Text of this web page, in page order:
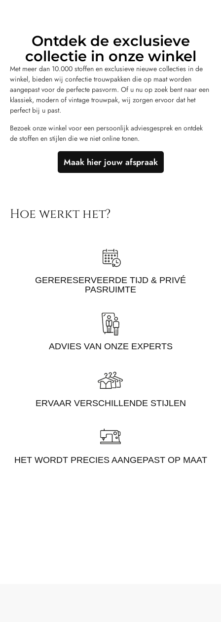
Ontdek de exclusieve
collectie in onze winkel
Met meer dan 10.000 stoffen en exclusieve nieuwe collecties in de
winkel, bieden wij confectie trouwpakken die op maat worden
aangepast voor de perfecte pasvorm. Of u nu op zoek bent naar een
klassiek, modern of vintage trouwpak, wij zorgen ervoor dat het
perfect bij u past.
Bezoek onze winkel voor een persoonlijk adviesgesprek en ontdek
de stoffen en stijlen die we niet online tonen.
Maak hier jouw afspraak
Hoe werkt het?
GERERESERVEERDE TIJD & PRIVÉ
PASRUIMTE
ADVIES VAN ONZE EXPERTS
ERVAAR VERSCHILLENDE STIJLEN
HET WORDT PRECIES AANGEPAST OP MAAT